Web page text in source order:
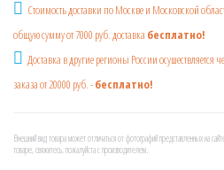
Стоимость доставки по Москве и Московской
общую сумму от 7000 руб. доставка бесплатно!
Доставка в другие регионы России
заказа от 20000 руб. -бесплатно!
Внешний вид товара может отличаться от фотографий представленных на
товаре, свяжитесь, пожалуйста с производителем.